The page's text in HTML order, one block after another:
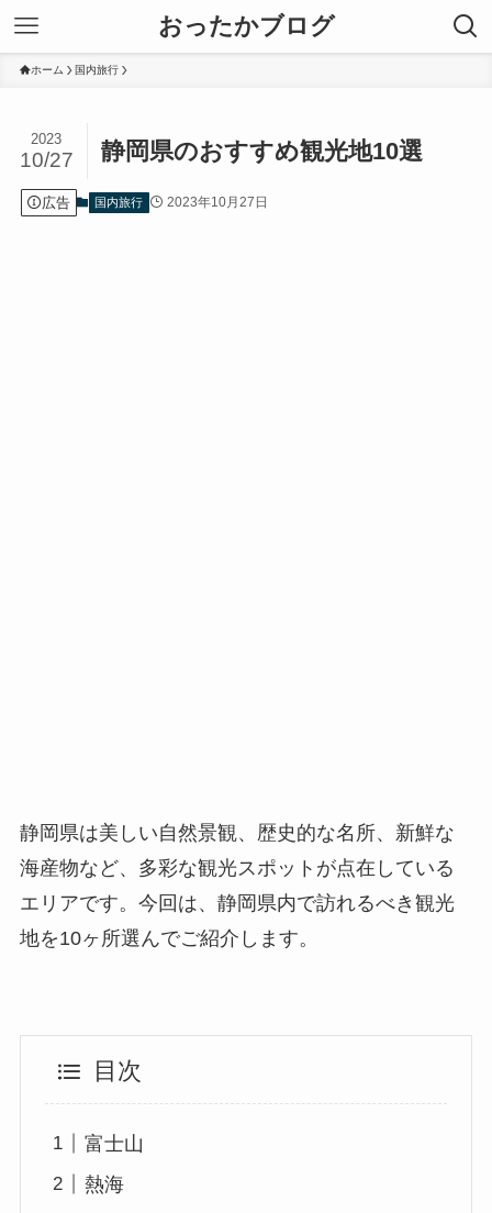
おったかブログ
ホーム 国内旅行
静岡県のおすすめ観光地10選
2023
10/27
広告 国内旅行 2023年10月27日
静岡県は美しい自然景観、歴史的な名所、新鮮な
海産物など、多彩な観光スポットが点在している
エリアです。今回は、静岡県内で訪れるべき観光
地を10ヶ所選んでご紹介します。
目次
富士山
熱海